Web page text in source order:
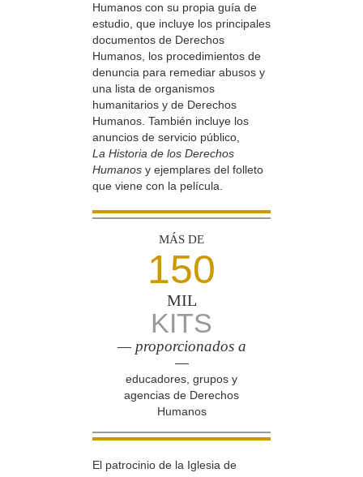
Humanos con su propia guía de
estudio, que incluye los principales
documentos de Derechos
Humanos, los procedimientos de
denuncia para remediar abusos y
una lista de organismos
humanitarios y de Derechos
Humanos. También incluye los
anuncios de servicio público,
La Historia de los Derechos
Humanos y ejemplares del folleto
que viene con la película.
MÁS DE
150
MIL
KITS
— proporcionados a
—
educadores, grupos y
agencias de Derechos
Humanos
El patrocinio de la Iglesia de